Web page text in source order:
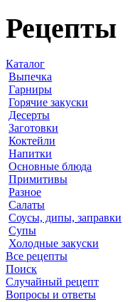
Рецепты
Каталог
Выпечка
Гарниры
Горячие закуски
Десерты
Заготовки
Коктейли
Напитки
Основные блюда
Примитивы
Разное
Салаты
Соусы, дипы, заправки
Супы
Холодные закуски
Все рецепты
Поиск
Случайный рецепт
Вопросы и ответы